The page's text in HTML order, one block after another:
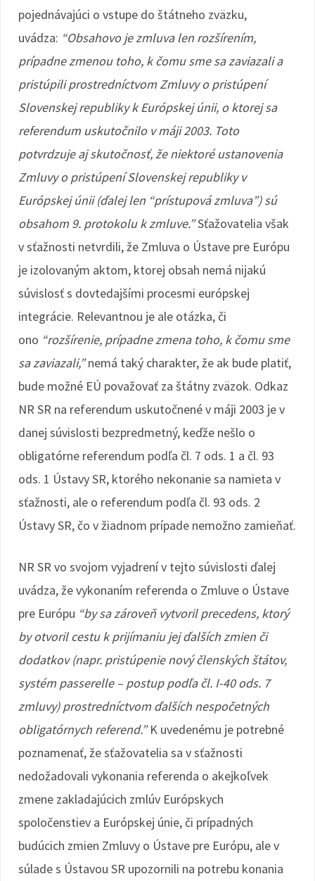
pojednávajúci o vstupe do štátneho zväzku,
uvádza: “Obsahovo je zmluva len rozšírením,
prípadne zmenou toho, k čomu sme sa zaviazali a
pristúpili prostredníctvom Zmluvy o pristúpení
Slovenskej republiky k Európskej únii, o ktorej sa
referendum uskutočnilo v máji 2003. Toto
potvrdzuje aj skutočnosť, že niektoré ustanovenia
Zmluvy o pristúpení Slovenskej republiky v
Európskej únii (ďalej len “prístupová zmluva”) sú
obsahom 9. protokolu k zmluve.”Sťažovatelia však
v sťažnosti netvrdili, že Zmluva o Ústave pre Európu
je izolovaným aktom, ktorej obsah nemá nijakú
súvislosť s dovtedajšími procesmi európskej
integrácie. Relevantnou je ale otázka, či
ono “rozšírenie, prípadne zmena toho, k čomu sme
sa zaviazali,”nemá taký charakter, že ak bude platiť,
bude možné EÚ považovať za štátny zväzok. Odkaz
NR SR na referendum uskutočnené v máji 2003 je v
danej súvislosti bezpredmetný, keďže nešlo o
obligatórne referendum podľa čl. 7 ods. 1 a čl. 93
ods. 1 Ústavy SR, ktorého nekonanie sa namieta v
sťažnosti, ale o referendum podľa čl. 93 ods. 2
Ústavy SR, čo v žiadnom prípade nemožno zamieňať.
NR SR vo svojom vyjadrení v tejto súvislosti ďalej
uvádza, že vykonaním referenda o Zmluve o Ústave
pre Európu “by sa zároveň vytvoril precedens, ktorý
by otvoril cestu k prijímaniu jej ďalších zmien či
dodatkov (napr. pristúpenie nový členských štátov,
systém passerelle – postup podľa čl. I-40 ods. 7
zmluvy) prostredníctvom ďalších nespočetných
obligatórnych referend.”K uvedenému je potrebné
poznamenať, že sťažovatelia sa v sťažnosti
nedožadovali vykonania referenda o akejkoľvek
zmene zakladajúcich zmlúv Európskych
spoločenstiev a Európskej únie, či prípadných
budúcich zmien Zmluvy o Ústave pre Európu, ale v
súlade s Ústavou SR upozornili na potrebu konania